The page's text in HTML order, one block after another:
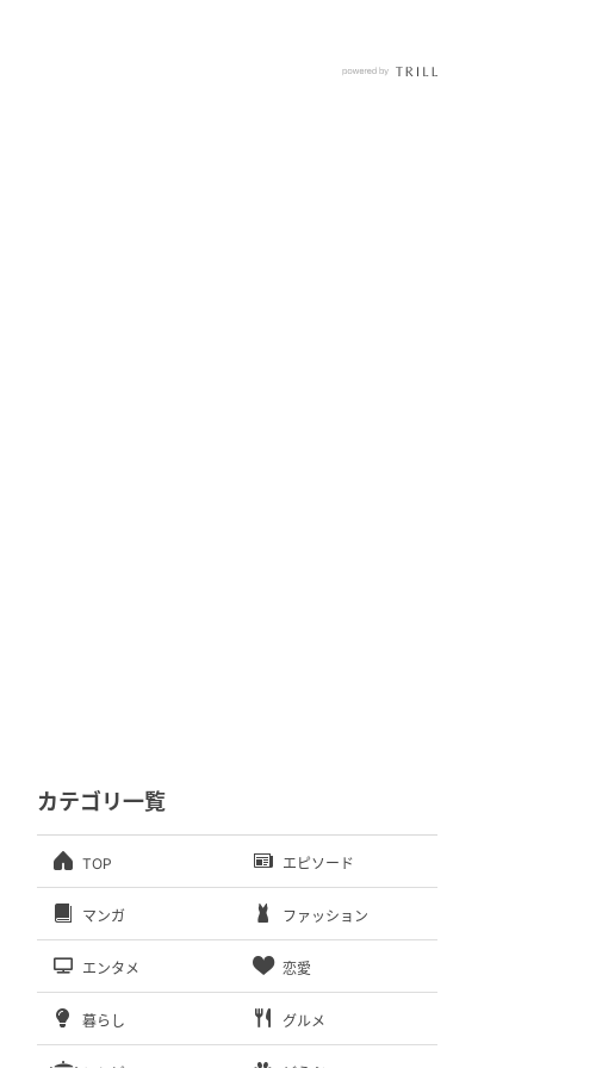
カテゴリ一覧
TOP エピソード
マンガ ファッション
エンタメ 恋愛
暮らし グルメ